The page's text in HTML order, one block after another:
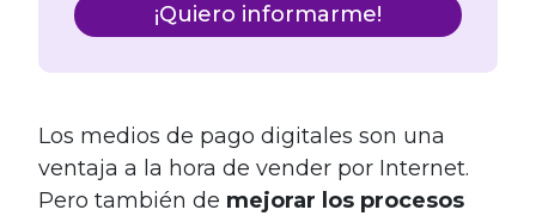
¡Quiero informarme!
Los medios de pago digitales son una
ventaja a la hora de vender por Internet.
Pero también de mejorar los procesos